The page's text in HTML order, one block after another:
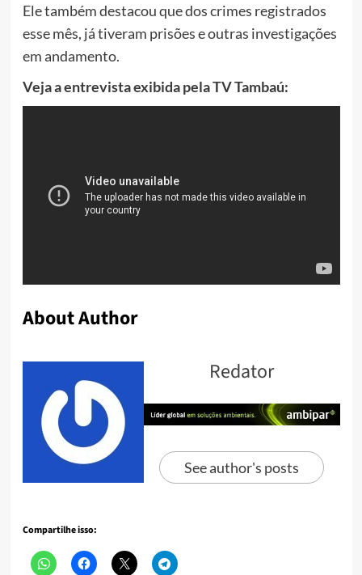
Ele também destacou que dos crimes registrados
esse mês, já tiveram prisões e outras investigações
em andamento.
Veja a entrevista exibida pela TV Tambaú:
About Author
Redator
See author's posts
Compartilhe isso: